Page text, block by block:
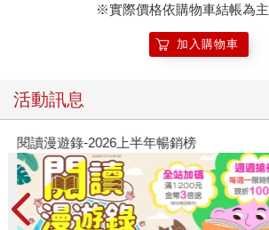
※實際價格依購物車結帳為主
加入購物車
活動訊息
閱讀漫遊錄-2026上半年暢銷榜